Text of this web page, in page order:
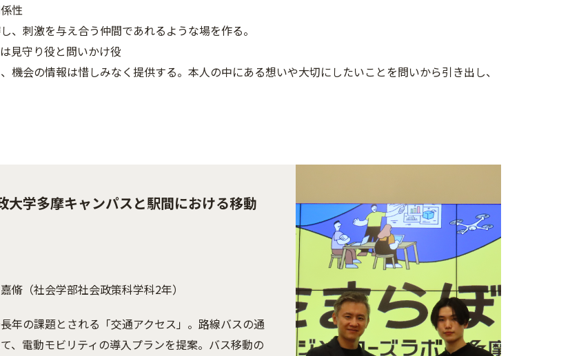
性
、刺激を与え合う仲間であれるような場を作る。
見守り役と問いかけ役
機会の情報は惜しみなく提供する。本人の中にある想いや大切にしたいことを問いから引き出し、
大学多摩キャンパスと駅間における移動
（社会学部社会政策科学科2年）
年の課題とされる「交通アクセス」。路線バスの通
、電動モビリティの導入プランを提案。バス移動の